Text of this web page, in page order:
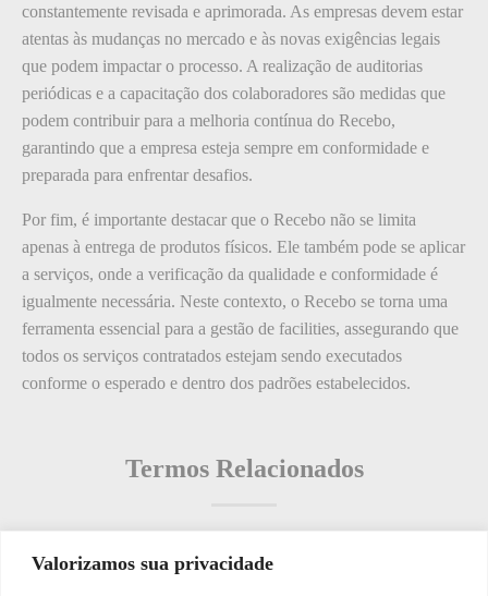
Valorizamos sua privacidade
constantemente revisada e aprimorada. As empresas devem estar
atentas às mudanças no mercado e às novas exigências legais
que podem impactar o processo. A realização de auditorias
periódicas e a capacitação dos colaboradores são medidas que
podem contribuir para a melhoria contínua do Recebo,
garantindo que a empresa esteja sempre em conformidade e
preparada para enfrentar desafios.
Por fim, é importante destacar que o Recebo não se limita
apenas à entrega de produtos físicos. Ele também pode se aplicar
a serviços, onde a verificação da qualidade e conformidade é
igualmente necessária. Neste contexto, o Recebo se torna uma
ferramenta essencial para a gestão de facilities, assegurando que
todos os serviços contratados estejam sendo executados
conforme o esperado e dentro dos padrões estabelecidos.
Termos Relacionados
Termos populares